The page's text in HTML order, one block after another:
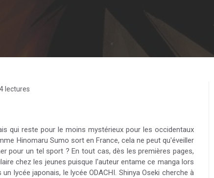
lectures
qui reste pour le moins mystérieux pour les occidentaux
Hinomaru Sumo sort en France, cela ne peut qu'éveiller
pour un tel sport ? En tout cas, dès les premières pages,
chez les jeunes puisque l'auteur entame ce manga lors
lycée japonais, le lycée ODACHI. Shinya Oseki cherche à